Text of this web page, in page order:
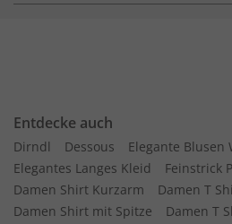
Entdecke auch
Dirndl Dessous
Elegante Blusen
Elegantes Langes Kleid
Feinstrick
Damen Shirt Kurzarm
Damen T
Damen Shirt mit Spitze
Damen T